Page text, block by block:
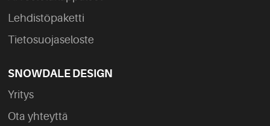
Lehdistöpaketti
Tietosuojaseloste
SNOWDALE DESIGN
Yritys
Ota yhteyttä